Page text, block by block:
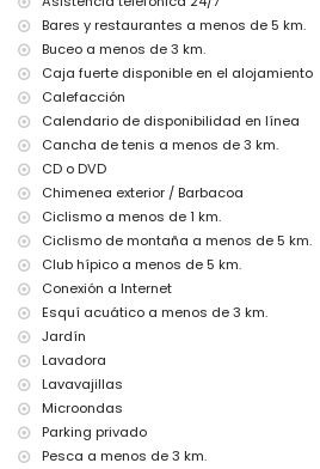
segundo aeropuerto más cercano:
no se permite fumar
no se admiten mascotas
El alojamiento es muy adecuado para
Instalaciones y servicios incluidos en el
villa
internet (WiFi)
plancha y tabla de planchar
ropa de cama y toallas
servicio de recepción y servicio de
calefacción central y aire acondicionado
Instalaciones y servicios con cargo extra
cama adicional y camas/cunas para
Entretenimiento y actividades de ocio
Xàbia, Costa Blanca
discoteca, club nocturno, bar, y paseo
menos de 5 kilómetros de la casa)
Lugares de interés y cultura en Xàbia,
Bares y restaurantes a menos de 5 km.
Buceo a menos de 3 km.
Caja fuerte disponible en el alojamiento
Calefacción
Calendario de disponibilidad en línea
Cancha de tenis a menos de 3 km.
CD o DVD
Chimenea exterior / Barbacoa
Ciclismo a menos de 1 km.
Ciclismo de montaña a menos de 5 km.
Club hípico a menos de 5 km.
Conexión a Internet
Esquí acuático a menos de 3 km.
Jardín
Lavadora
Lavavajillas
Microondas
Parking privado
Pesca a menos de 3 km.